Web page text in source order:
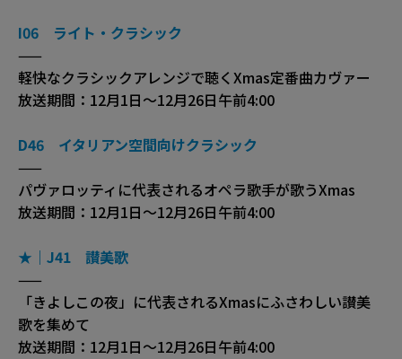
I06 ライト・クラシック
——
軽快なクラシックアレンジで聴くXmas定番曲カヴァー
放送期間：12月1日〜12月26日午前4:00
D46 イタリアン空間向けクラシック
——
パヴァロッティに代表されるオペラ歌手が歌うXmas
放送期間：12月1日〜12月26日午前4:00
★｜J41 讃美歌
——
「きよしこの夜」に代表されるXmasにふさわしい讃美
歌を集めて
放送期間：12月1日〜12月26日午前4:00